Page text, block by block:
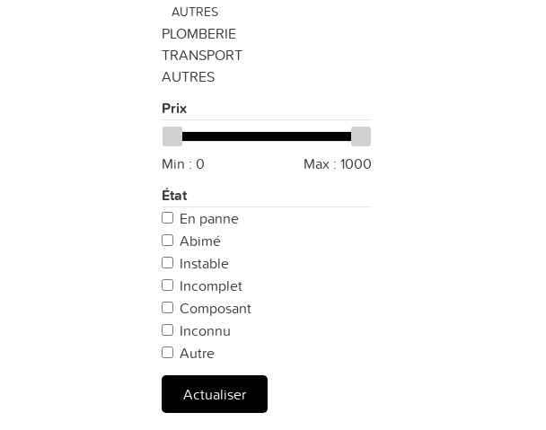
AUTRES
PLOMBERIE
TRANSPORT
AUTRES
Prix
Min : 0 Max : 1000
État
En panne
Abimé
Instable
Incomplet
Composant
Inconnu
Autre
Actualiser